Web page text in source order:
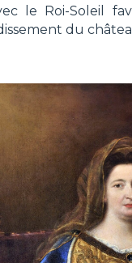
le Roi-Soleil
du